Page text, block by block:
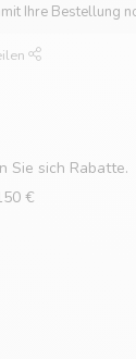
Ihre Bestellung
Sie sich Rabatte.
€